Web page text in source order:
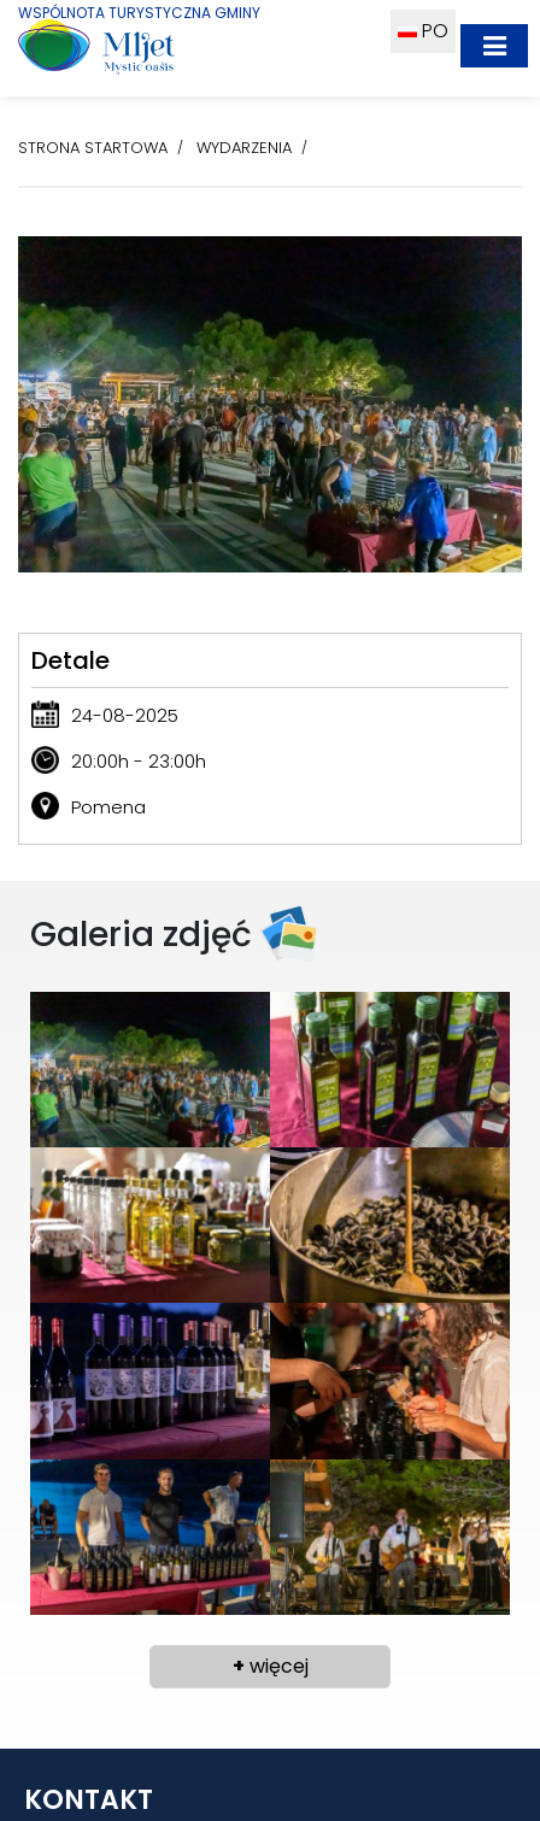
WSPÓLNOTA TURYSTYCZNA GMINY
PO
STRONA STARTOWA WYDARZENIA
Detale
24-08-2025
20:00h - 23:00h
Pomena
Galeria zdjęć
+ więcej
KONTAKT